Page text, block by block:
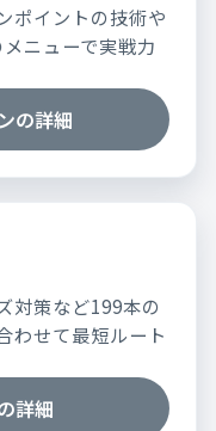
ポイントの技術や
ニューで実戦力
の詳細
対策など199本の
わせて最短ルート
詳細